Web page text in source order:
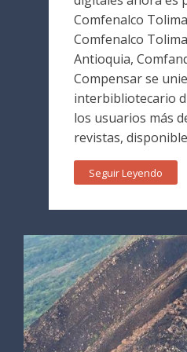
Comfenalco
Comfenalco
Antioquia,
Compensar se
interbibliotecario
los usuarios más
revistas,
Seguir Leyendo